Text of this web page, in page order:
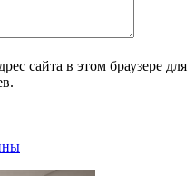
сайта в этом браузере для